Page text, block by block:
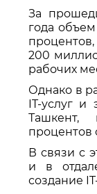
За
года
200
рабочих
Однако в
IT-услуг и
процентов
В связи с
и в
создание